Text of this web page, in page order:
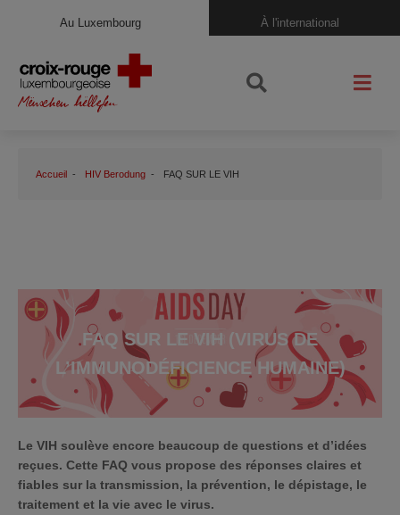
Au Luxembourg À l'international
Accueil HIV Berodung FAQ SUR LE VIH
FAQ SUR LE VIH (VIRUS DE
L’IMMUNODÉFICIENCE HUMAINE)
Le VIH soulève encore beaucoup de questions et d’idées
reçues. Cette FAQ vous propose des réponses claires et
fiables sur la transmission, la prévention, le dépistage, le
traitement et la vie avec le virus.